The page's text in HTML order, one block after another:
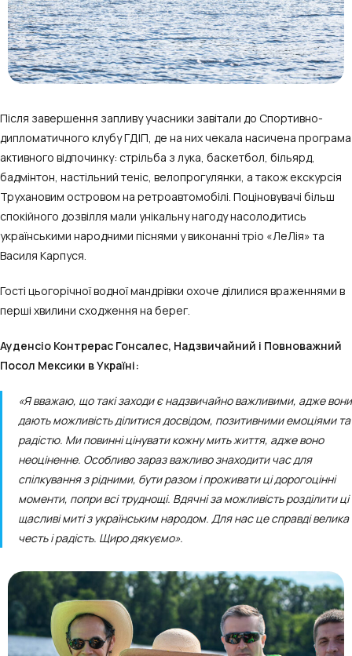
Після завершення запливу учасники завітали до Спортивно-
дипломатичного клубу ГДІП, де на них чекала насичена програма
активного відпочинку: стрільба з лука, баскетбол, більярд,
бадмінтон, настільний теніс, велопрогулянки, а також екскурсія
Трухановим островом на ретроавтомобілі. Поціновувачі більш
спокійного дозвілля мали унікальну нагоду насолодитись
українськими народними піснями у виконанні тріо «ЛеЛія» та
Василя Карпуся.
Гості цьогорічної водної мандрівки охоче ділилися враженнями в
перші хвилини сходження на берег.
Ауденсіо Контрерас Гонсалес, Надзвичайний і Повноважний
Посол Мексики в Україні:
«Я вважаю, що такі заходи є надзвичайно важливими, адже вони
дають можливість ділитися досвідом, позитивними емоціями та
радістю. Ми повинні цінувати кожну мить життя, адже воно
неоціненне. Особливо зараз важливо знаходити час для
спілкування з рідними, бути разом і проживати ці дорогоцінні
моменти, попри всі труднощі. Вдячні за можливість розділити ці
щасливі миті з українським народом. Для нас це справді велика
честь і радість. Щиро дякуємо».